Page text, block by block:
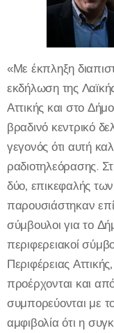
«Με έκπληξη
εκδήλωση της
Αττικής και στο
βραδινό κεντρικό
γεγονός ότι αυτή
ραδιοτηλεόρασης.
δύο, επικεφαλής
παρουσιάστηκαν
σύμβουλοι για το
περιφερειακοί
Περιφέρειας
προέρχονται και
συμπορεύονται με
αμφιβολία ότι η